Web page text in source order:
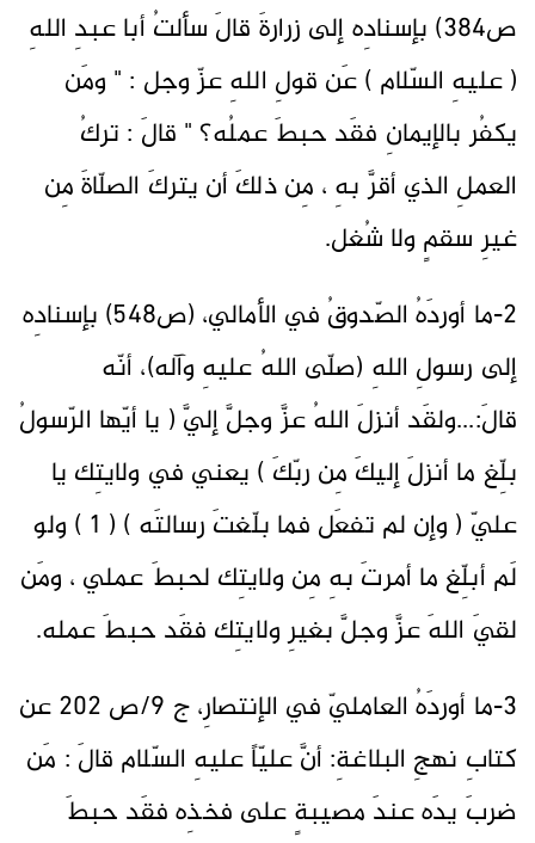
ص384) بإسنادِه إلى زرارةَ قالَ سألتُ أبا عبدِ اللهِ
( عليهِ السّلام ) عَن قولِ اللهِ عزّ وجل : " ومَن
يكفُر بالإيمانِ فقَد حبطَ عملُه؟ " قالَ : تركُ
العملِ الذي أقرَّ بهِ ، مِن ذلكَ أن يتركَ الصلّاةَ مِن
غيرِ سقمٍ ولا شُغل.
2-ما أوردَهُ الصّدوقُ في الأمالي، (ص548) بإسنادِه
إلى رسولِ اللهِ (صلّى اللهُ عليهِ وآله)، أنّه
قالَ:...ولقَد أنزلَ اللهُ عزَّ وجلَّ إليَّ ( يا أيّها الرّسولُ
بلِّغ ما أنزلَ إليكَ مِن ربّكَ ) يعني في ولايتِك يا
عليّ ( وإن لم تفعَل فما بلّغتَ رسالتَه ) ( 1 ) ولو
لَم أبلِّغ ما أمرتَ بهِ مِن ولايتِك لحبطَ عملي ، ومَن
لقيَ اللهَ عزَّ وجلَّ بغيرِ ولايتِك فقَد حبطَ عمله.
3-ما أوردَهُ العامليّ في الإنتصارِ، ج ٩/ص ٢٠٢ عن
كتابِ نهجِ البلاغةِ: أنَّ عليّاً عليهِ السّلام قالَ : مَن
ضربَ يدَه عندَ مصيبةٍ على فخذِه فقَد حبطَ